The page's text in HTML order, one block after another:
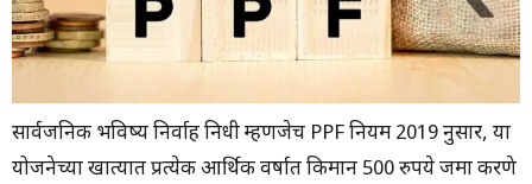
सार्वजनिक भविष्य निर्वाह निधी म्हणजेच PPF नियम 2019 नुसार, या
योजनेच्या खात्यात प्रत्येक आर्थिक वर्षात किमान 500 रुपये जमा करणे